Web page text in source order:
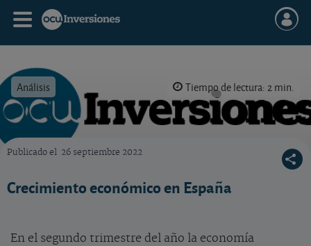
Análisis Tiempo de lectura: 2 min.
Publicado el 26 septiembre 2022
Crecimiento económico en España
En el segundo trimestre del año la economía